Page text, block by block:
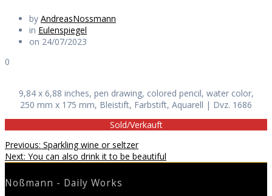
by AndreasNossmann
in Eulenspiegel
on 24/07/2023
0
9,84 x 6,88 inches, pen drawing, colored pencil, water color,
250 mm x 175 mm, Bleistift, Farbstift, Aquarell | Dvz. 1686
Sold/Verkauft
Beitragsnavigation
Previous: Previous
post:
Sparkling wine or seltzer
Next: Next
You can also drink it to be beautiful
Noßmann - Daily Works